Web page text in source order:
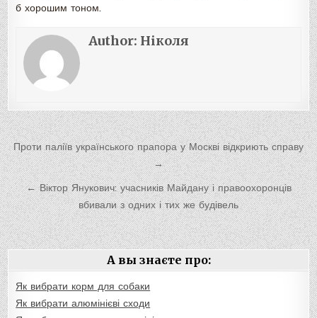
б хорошим тоном.
Author: Ніколя
Навигация
по
записям
Проти паліїв українського прапора у Москві відкриють справу
→
← Віктор Янукович: учасників Майдану і правоохоронців
вбивали з одних і тих же будівель
А вы знаєте про:
Як вибрати корм для собаки
Як вибрати алюмінієві сходи